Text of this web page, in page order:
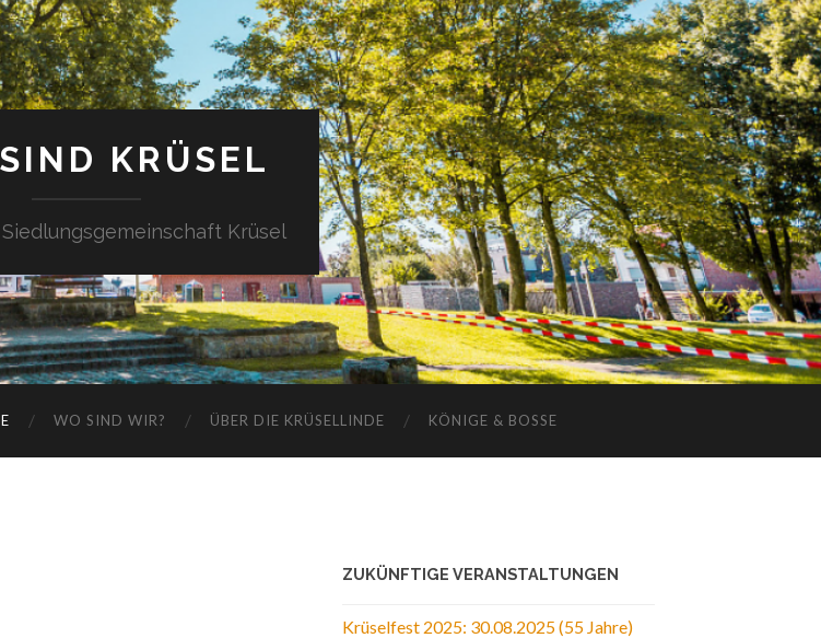
KRÜSEL
Krüsel
WO SIND WIR? ÜBER DIE KRÜSELLINDE KÖNIGE & BOSSE
ZUKÜNFTIGE VERANSTALTUNGEN
Krüselfest 2025: 30.08.2025 (55 Jahre)